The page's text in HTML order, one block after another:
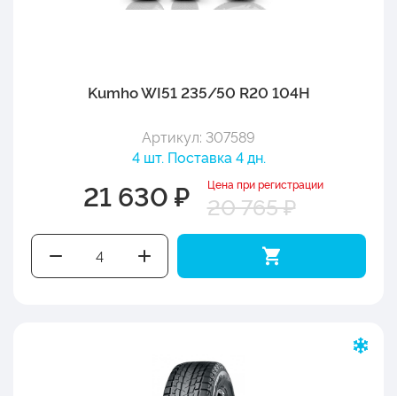
Kumho WI51 235/50 R20 104H
Артикул: 307589
4 шт. Поставка 4 дн.
21 630 ₽ Цена при регистрации
20 765 ₽